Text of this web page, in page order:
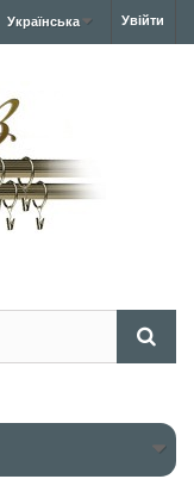
Увійти
Українська